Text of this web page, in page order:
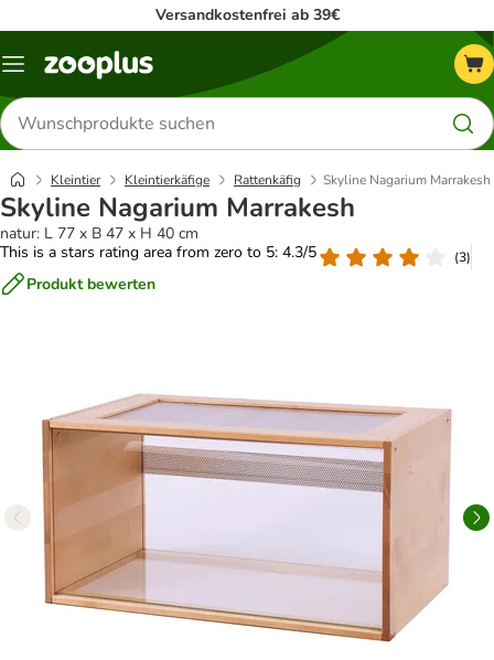
Versandkostenfrei ab 39€
Menü
Produkte
suchen
Kleintier Kleintierkäfige Rattenkäfig Skyline Nagarium Marrakesh
Skyline Nagarium Marrakesh
natur: L 77 x B 47 x H 40 cm
This is a stars rating area from zero to 5: 4.3/5
(3)
Produkt bewerten